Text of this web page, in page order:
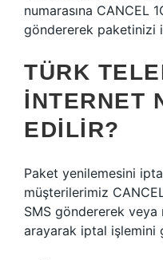
numarasına CANCEL
göndererek paketinizi
TÜRK
INTERNET
EDILIR?
Paket yenilemesini
müşterilerimiz
SMS göndererek
arayarak iptal işlemini